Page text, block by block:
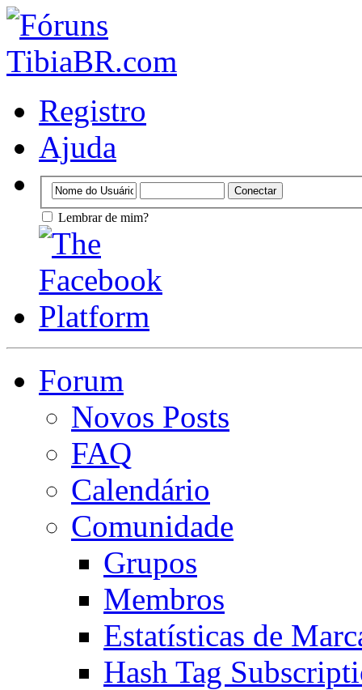
Registro
Ajuda
Lembrar de mim?
Forum
Novos Posts
FAQ
Calendário
Comunidade
Grupos
Membros
Estatísticas de
Hash Tag